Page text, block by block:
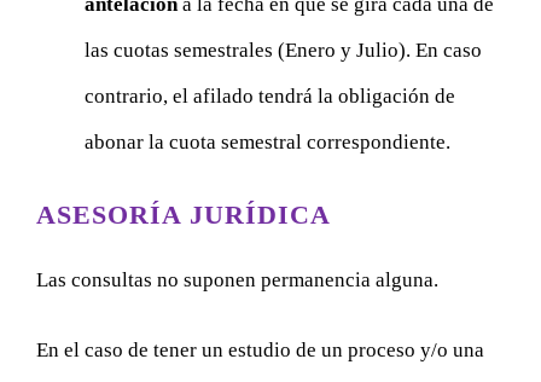
las cuotas semestrales (Enero y Julio). En caso
contrario, el afilado tendrá la obligación de
abonar la cuota semestral correspondiente.
ASESORÍA JURÍDICA
Las consultas no suponen permanencia alguna.
En el caso de tener un estudio de un proceso y/o una